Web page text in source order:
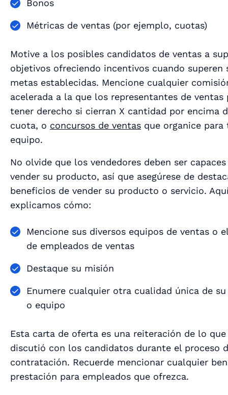
Bonos
Métricas de ventas (por ejemplo, cuotas)
Motive a los posibles candidatos de ventas a
objetivos ofreciendo incentivos cuando superen
metas establecidas. Mencione cualquier
acelerada a la que los representantes de ventas
tener derecho si cierran X cantidad por encima
cuota, o concursos de ventas que organice para
equipo.
No olvide que los vendedores deben ser
vender su producto, así que asegúrese de
beneficios de vender su producto o servicio.
explicamos cómo:
Mencione sus diversos equipos de ventas o
de empleados de ventas
Destaque su misión
Enumere cualquier otra cualidad única de su
o equipo
Esta carta de oferta es una reiteración de lo que
discutió con los candidatos durante el proceso
contratación. Recuerde mencionar cualquier
prestación para empleados que ofrezca.